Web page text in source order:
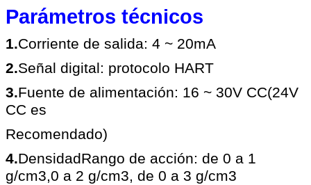
Parámetros técnicos
1.Corriente de salida: 4 ~ 20mA
2.Señal digital: protocolo HART
3.Fuente de alimentación: 16 ~ 30V CC(24V
CC es
Recomendado)
4.DensidadRango de acción: de 0 a 1
g/cm3,0 a 2 g/cm3, de 0 a 3 g/cm3